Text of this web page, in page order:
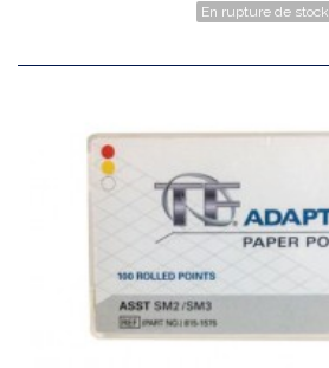
En rupture de stock